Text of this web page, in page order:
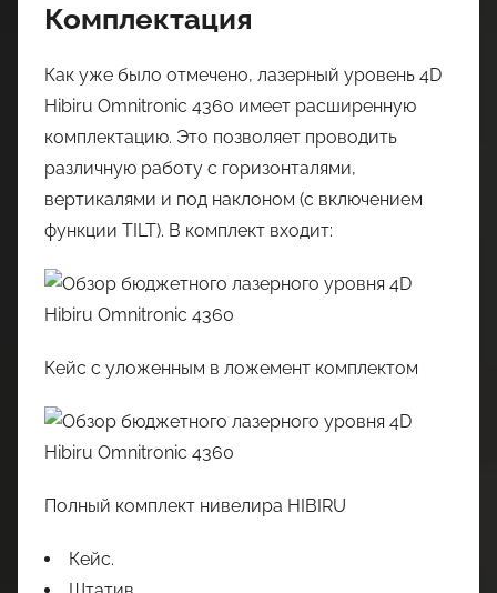
Комплектация
Как уже было отмечено, лазерный уровень 4D
Hibiru Omnitronic 4360 имеет расширенную
комплектацию. Это позволяет проводить
различную работу с горизонталями,
вертикалями и под наклоном (с включением
функции TILT). В комплект входит:
Кейс с уложенным в ложемент комплектом
Полный комплект нивелира HIBIRU
Кейс.